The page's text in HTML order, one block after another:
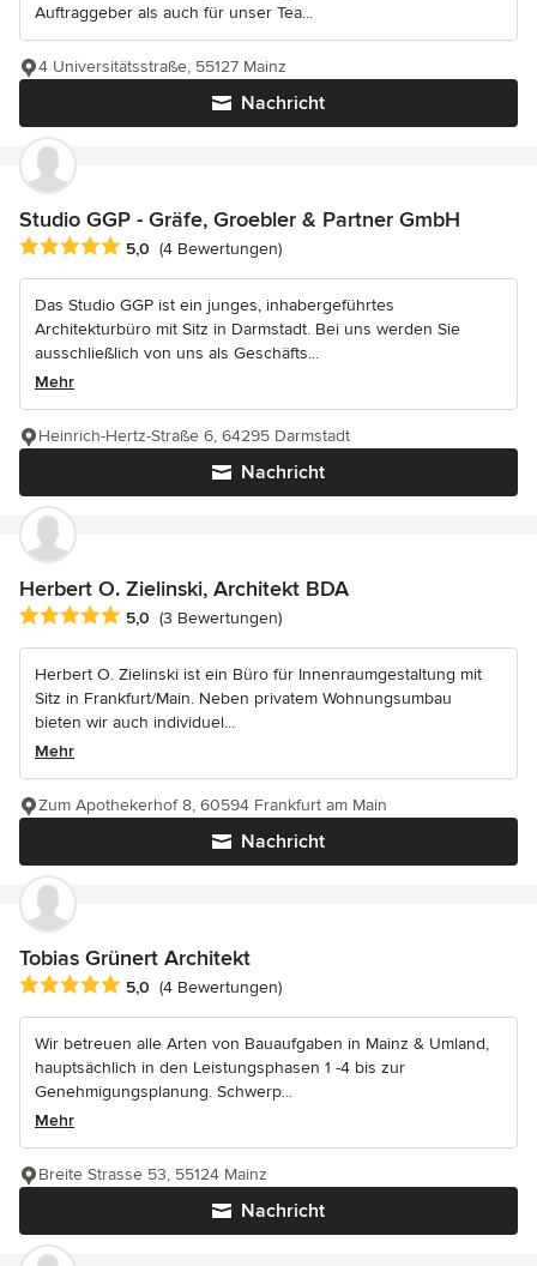
Auftraggeber als auch für unser Tea...
Nachricht
4 Universitätsstraße, 55127 Mainz
Studio GGP - Gräfe, Groebler & Partner GmbH
Durchschnittliche Bewertung: 5 von 5 Sternen
5,0 (4 Bewertungen)
Das Studio GGP ist ein junges, inhabergeführtes
Architekturbüro mit Sitz in Darmstadt. Bei uns werden Sie
ausschließlich von uns als Geschäfts...
Mehr
Nachricht
Heinrich-Hertz-Straße 6, 64295 Darmstadt
Herbert O. Zielinski, Architekt BDA
Durchschnittliche Bewertung: 5 von 5 Sternen
5,0 (3 Bewertungen)
Herbert O. Zielinski ist ein Büro für Innenraumgestaltung mit
Sitz in Frankfurt/Main. Neben privatem Wohnungsumbau
bieten wir auch individuel...
Mehr
Nachricht
Zum Apothekerhof 8, 60594 Frankfurt am Main
Tobias Grünert Architekt
Durchschnittliche Bewertung: 5 von 5 Sternen
5,0 (4 Bewertungen)
Wir betreuen alle Arten von Bauaufgaben in Mainz & Umland,
hauptsächlich in den Leistungsphasen 1 -4 bis zur
Genehmigungsplanung. Schwerp...
Mehr
Nachricht
Breite Strasse 53, 55124 Mainz